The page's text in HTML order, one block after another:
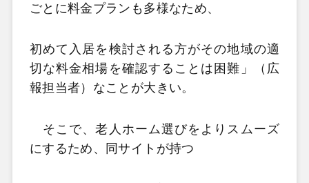
ごとに料金プランも多様なため、
初めて入居を検討される方がその地域の適
切な料金相場を確認することは困難」（広
報担当者）なことが大きい。
そこで、老人ホーム選びをよりスムーズ
にするため、同サイトが持つ